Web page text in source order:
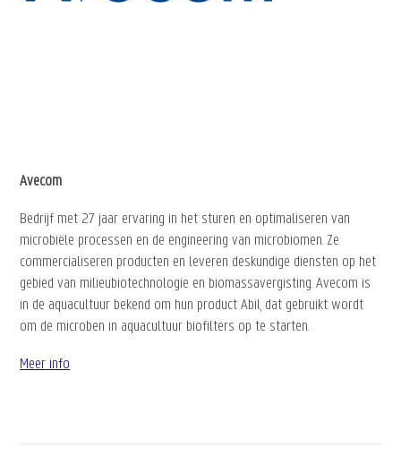
Avecom
Bedrijf met 27 jaar ervaring in het sturen en optimaliseren van
microbiële processen en de engineering van microbiomen. Ze
commercialiseren producten en leveren deskundige diensten op het
gebied van milieubiotechnologie en biomassavergisting. Avecom is
in de aquacultuur bekend om hun product Abil, dat gebruikt wordt
om de microben in aquacultuur biofilters op te starten.
Meer info